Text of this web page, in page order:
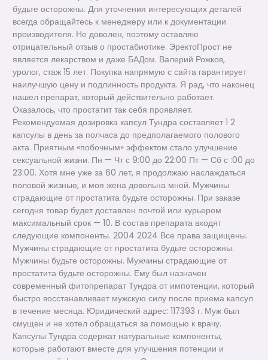
будьте осторожны. Для уточнения интересующих деталей
всегда обращайтесь к менеджеру или к документации
производителя. Не доволен, поэтому оставляю
отрицательный отзыв о простабиотике. ЭректоПрост не
является лекарством и даже БАДом. Валерий Рожков,
уролог, стаж 15 лет. Покупка напрямую с сайта гарантирует
наилучшую цену и подлинность продукта. Я рад, что наконец
нашел препарат, который действительно работает.
Оказалось, что простатит так себя проявляет.
Рекомендуемая дозировка капсул Тундра составляет 1 2
капсулы в день за полчаса до предполагаемого полового
акта. Приятным «побочным» эффектом стало улучшение
сексуальной жизни. Пн — Чт с 9:00 до 22:00 Пт — Сб с :00 до
23:00. Хотя мне уже за 60 лет, я продолжаю наслаждаться
половой жизнью, и моя жена довольна мной. Мужчины
страдающие от простатита будьте осторожны. При заказе
сегодня товар будет доставлен почтой или курьером
максимальный срок — 10. В состав препарата входят
следующие компоненты. 2004 2024 Все права защищены.
Мужчины страдающие от простатита будьте осторожны.
Мужчины будьте осторожны. Мужчины страдающие от
простатита будьте осторожны. Ему был назначен
современный фитопрепарат Тундра от импотенции, который
быстро восстанавливает мужскую силу после приема капсул
в течение месяца. Юридический адрес: ​117393 г. Муж был
смущен и не хотел обращаться за помощью к врачу.
Капсулы Тундра содержат натуральные компоненты,
которые работают вместе для улучшения потенции и